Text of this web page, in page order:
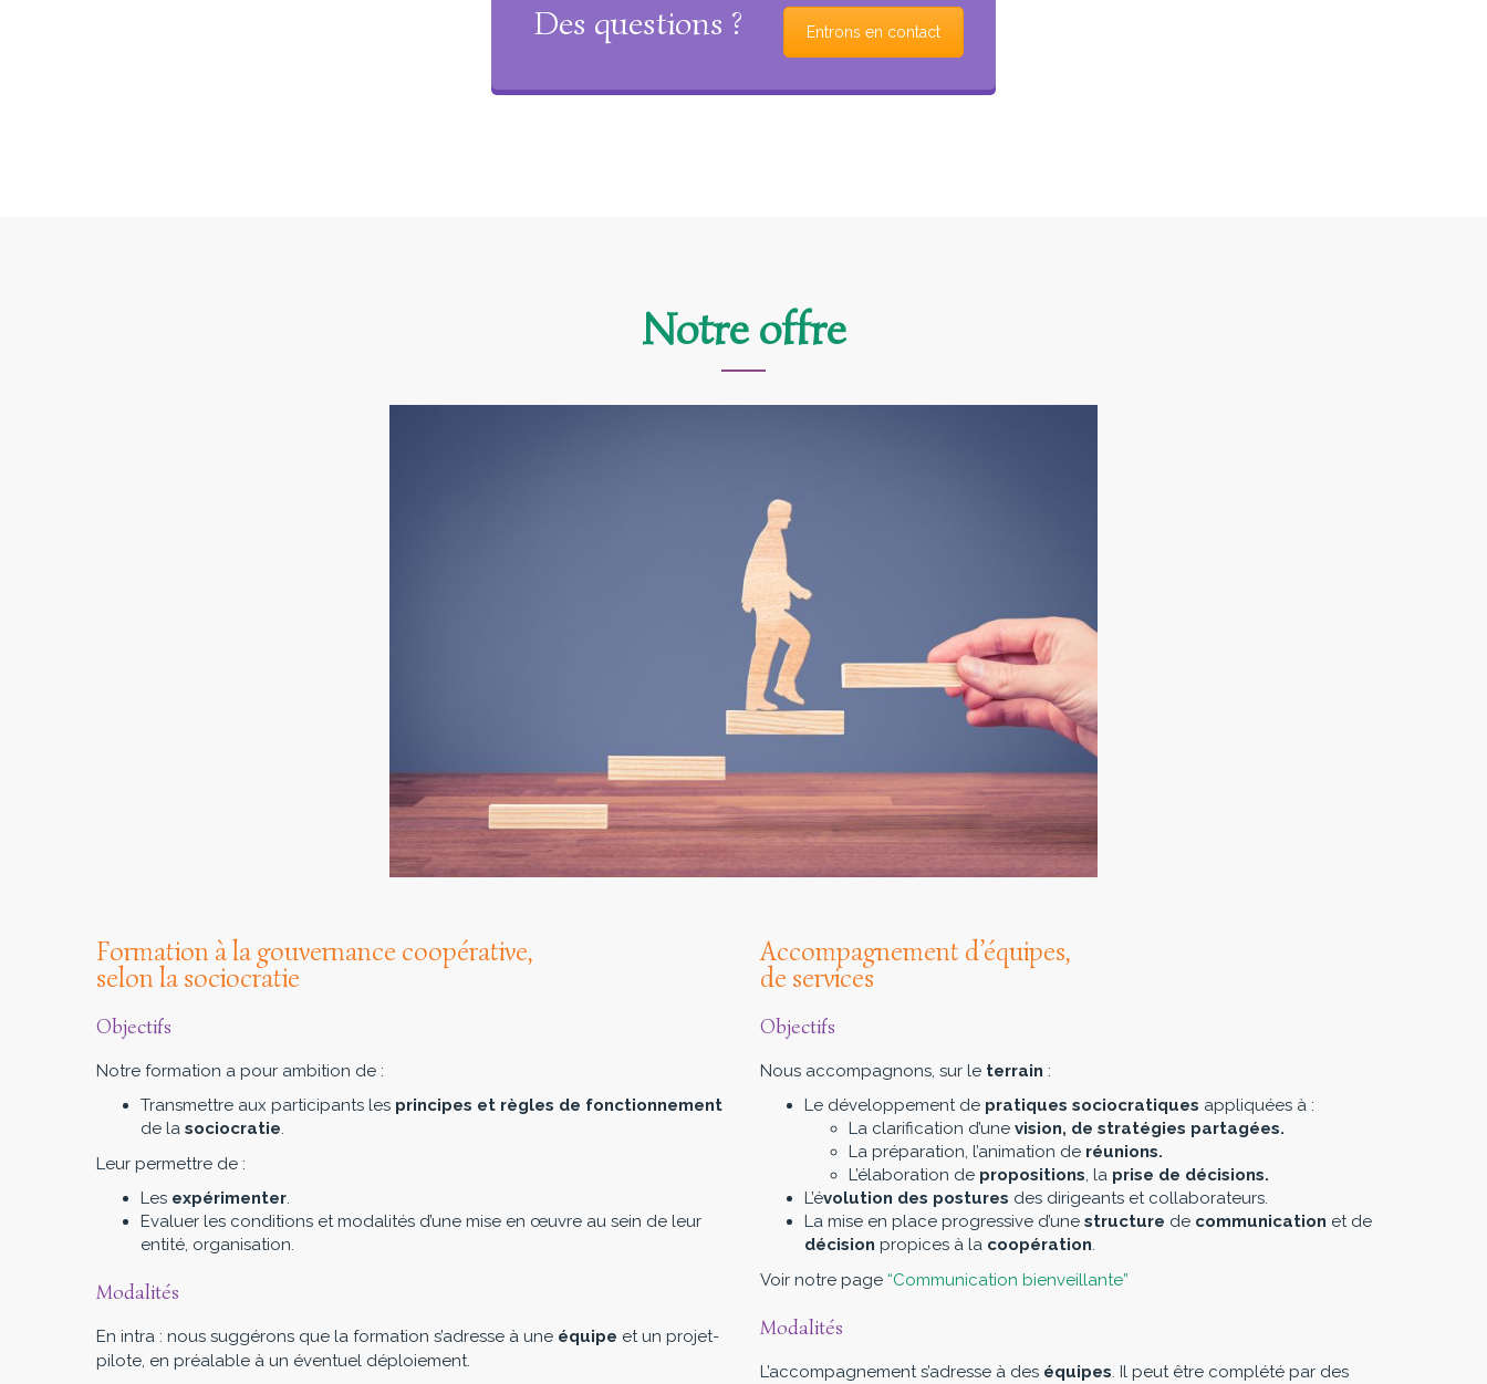
Des questions ? Entrons en contact
Notre offre
Formation à la gouvernance coopérative,
selon la sociocratie
Objectifs
Notre formation a pour ambition de :
Transmettre aux participants les principes et règles de fonctionnement
de la sociocratie.
Leur permettre de :
Les expérimenter.
Evaluer les conditions et modalités d’une mise en œuvre au sein de leur
entité, organisation.
Modalités
En intra : nous suggérons que la formation s’adresse à une équipe et un projet-
pilote, en préalable à un éventuel déploiement.
Accompagnement d’équipes,
de services
Objectifs
Nous accompagnons, sur le terrain :
Le développement de pratiques sociocratiques appliquées à :
La clarification d’une vision, de stratégies partagées.
La préparation, l’animation de réunions.
L’élaboration de propositions, la prise de décisions.
L’évolution des postures des dirigeants et collaborateurs.
La mise en place progressive d’une structure de communication et de
décision propices à la coopération.
Voir notre page “Communication bienveillante”
Modalités
L’accompagnement s’adresse à des équipes. Il peut être complété par des